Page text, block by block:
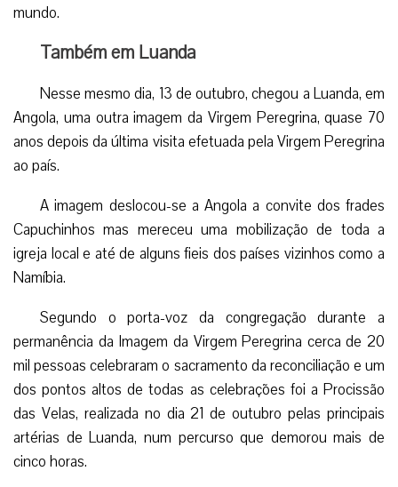
mundo.
Também em Luanda
Nesse mesmo dia, 13 de outubro, chegou a Luanda, em
Angola, uma outra imagem da Virgem Peregrina, quase 70
anos depois da última visita efetuada pela Virgem Peregrina
ao país.
A imagem deslocou-se a Angola a convite dos frades
Capuchinhos mas mereceu uma mobilização de toda a
igreja local e até de alguns fieis dos países vizinhos como a
Namíbia.
Segundo o porta-voz da congregação durante a
permanência da Imagem da Virgem Peregrina cerca de 20
mil pessoas celebraram o sacramento da reconciliação e um
dos pontos altos de todas as celebrações foi a Procissão
das Velas, realizada no dia 21 de outubro pelas principais
artérias de Luanda, num percurso que demorou mais de
cinco horas.